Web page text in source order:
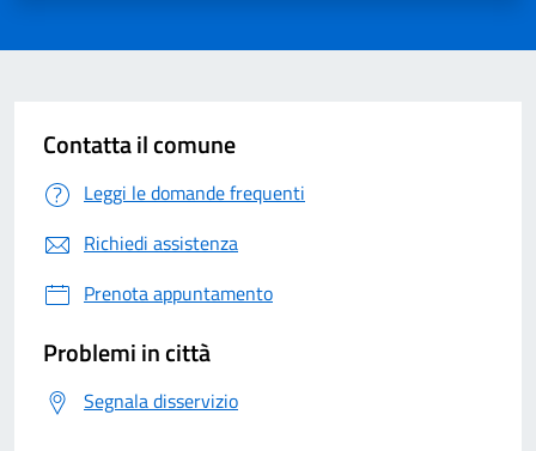
Contatta il comune
Leggi le domande frequenti
Richiedi assistenza
Prenota appuntamento
Problemi in città
Segnala disservizio